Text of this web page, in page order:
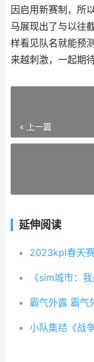
因启用新赛制，所
马展现出了与以往
样看见队名就能预
来越刺激，一起期
« 上一篇
延伸阅读
2023kpl春天
霸气外露 霸气